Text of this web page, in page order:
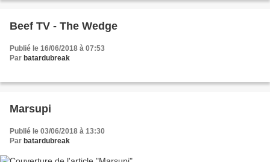
Beef TV - The Wedge
Publié le 16/06/2018 à 07:53
Par batardubreak
Marsupi
Publié le 03/06/2018 à 13:30
Par batardubreak